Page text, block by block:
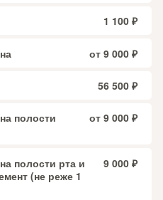
1 100 ₽
от 9 000 ₽
56 500 ₽
полости
от 9 000 ₽
полости рта и
(не реже 1
9 000 ₽